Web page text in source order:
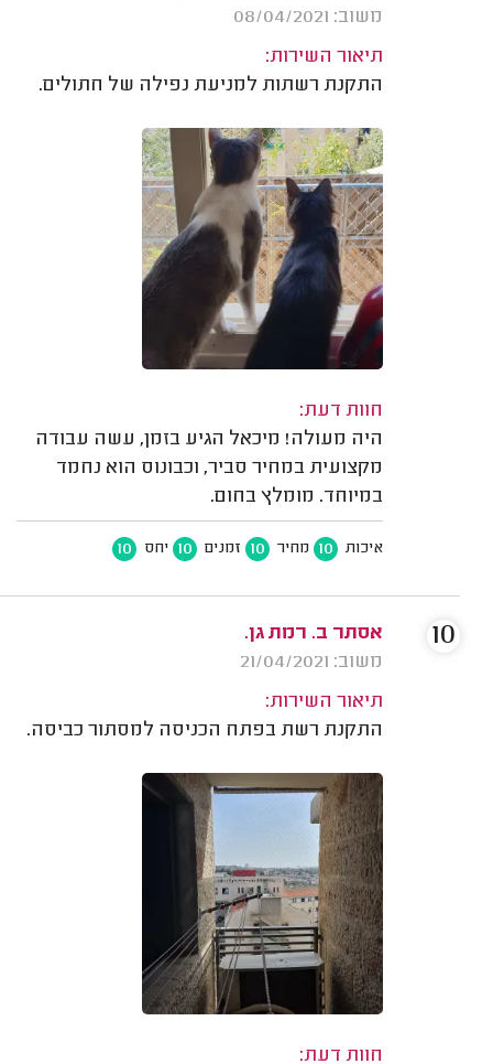
משוב: 08/04/2021
תיאור השירות:
התקנת רשתות למניעת נפילה של חתולים.
חוות דעת:
היה מעולה! מיכאל הגיע בזמן, עשה עבודה
מקצועית במחיר סביר, וכבונוס הוא נחמד
במיוחד. מומלץ בחום.
איכות 10 מחיר 10 זמנים 10 יחס 10
אסתר ב. רמת גן.
משוב: 21/04/2021
תיאור השירות:
התקנת רשת בפתח הכניסה למסתור כביסה.
חוות דעת:
10